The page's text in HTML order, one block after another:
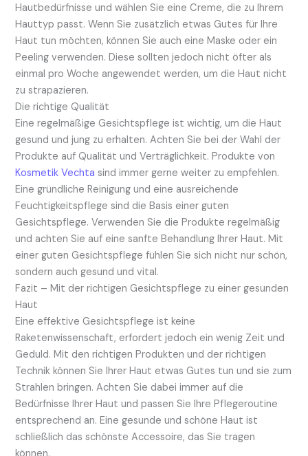
Hautbedürfnisse und wählen Sie eine Creme, die zu Ihrem
Hauttyp passt. Wenn Sie zusätzlich etwas Gutes für Ihre
Haut tun möchten, können Sie auch eine Maske oder ein
Peeling verwenden. Diese sollten jedoch nicht öfter als
einmal pro Woche angewendet werden, um die Haut nicht
zu strapazieren.
Die richtige Qualität
Eine regelmäßige Gesichtspflege ist wichtig, um die Haut
gesund und jung zu erhalten. Achten Sie bei der Wahl der
Produkte auf Qualität und Verträglichkeit. Produkte von
Kosmetik Vechta sind immer gerne weiter zu empfehlen.
Eine gründliche Reinigung und eine ausreichende
Feuchtigkeitspflege sind die Basis einer guten
Gesichtspflege. Verwenden Sie die Produkte regelmäßig
und achten Sie auf eine sanfte Behandlung Ihrer Haut. Mit
einer guten Gesichtspflege fühlen Sie sich nicht nur schön,
sondern auch gesund und vital.
Fazit – Mit der richtigen Gesichtspflege zu einer gesunden
Haut
Eine effektive Gesichtspflege ist keine
Raketenwissenschaft, erfordert jedoch ein wenig Zeit und
Geduld. Mit den richtigen Produkten und der richtigen
Technik können Sie Ihrer Haut etwas Gutes tun und sie zum
Strahlen bringen. Achten Sie dabei immer auf die
Bedürfnisse Ihrer Haut und passen Sie Ihre Pflegeroutine
entsprechend an. Eine gesunde und schöne Haut ist
schließlich das schönste Accessoire, das Sie tragen